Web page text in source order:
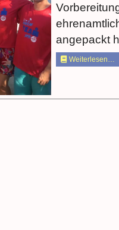
angepackt
Weiterlesen…